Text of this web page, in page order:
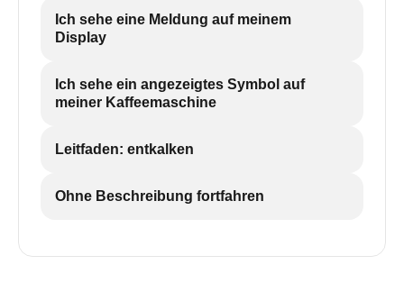
Ich sehe eine Meldung auf meinem
Display
Ich sehe ein angezeigtes Symbol auf
meiner Kaffeemaschine
Leitfaden: entkalken
Ohne Beschreibung fortfahren